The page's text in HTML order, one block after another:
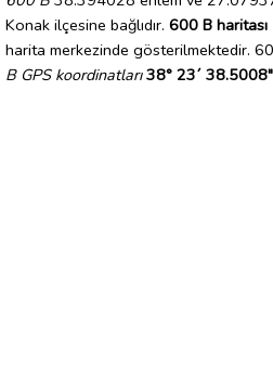
Konak ilçesine bağlıdır. 600 B haritası
harita merkezinde gösterilmektedir.
B GPS koordinatları 38° 23´